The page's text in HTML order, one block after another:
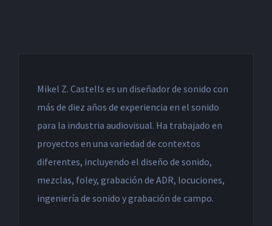
Mikel Z. Castells es un diseñador de sonido con
más de diez años de experiencia en el sonido
para la industria audiovisual. Ha trabajado en
proyectos en una variedad de contextos
diferentes, incluyendo el diseño de sonido,
mezclas, foley, grabación de ADR, locuciones,
ingeniería de sonido y grabación de campo.